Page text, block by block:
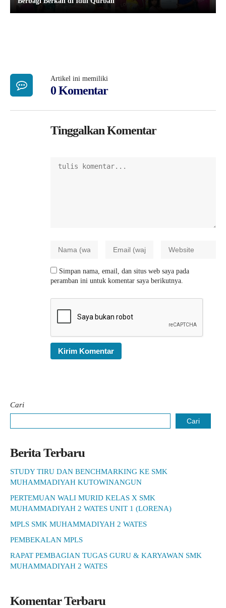
Artikel ini memiliki
0 Komentar
Tinggalkan Komentar
Simpan nama, email, dan situs web saya pada
peramban ini untuk komentar saya berikutnya.
Cari
Cari
Berita Terbaru
STUDY TIRU DAN BENCHMARKING KE SMK
MUHAMMADIYAH KUTOWINANGUN
PERTEMUAN WALI MURID KELAS X SMK
MUHAMMADIYAH 2 WATES UNIT 1 (LORENA)
MPLS SMK MUHAMMADIYAH 2 WATES
PEMBEKALAN MPLS
RAPAT PEMBAGIAN TUGAS GURU & KARYAWAN SMK
MUHAMMADIYAH 2 WATES
Komentar Terbaru